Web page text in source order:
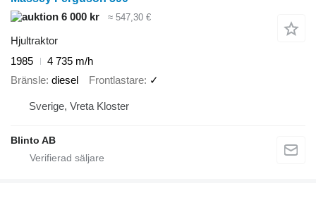
6 000 kr
≈ 547,30 €
Hjultraktor
1985
4 735 m/h
Bränsle diesel Frontlastare ✓
Sverige, Vreta Kloster
Blinto AB